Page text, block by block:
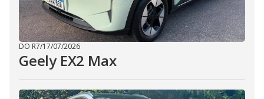
DO R7/17/07/2026
Geely EX2 Max